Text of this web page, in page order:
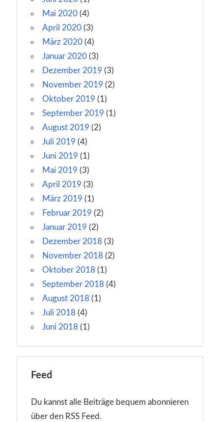
Mai 2020 (4)
April 2020 (3)
März 2020 (4)
Januar 2020 (3)
Dezember 2019 (3)
November 2019 (2)
Oktober 2019 (1)
September 2019 (1)
August 2019 (2)
Juli 2019 (4)
Juni 2019 (1)
Mai 2019 (3)
April 2019 (3)
März 2019 (1)
Februar 2019 (2)
Januar 2019 (2)
Dezember 2018 (3)
November 2018 (2)
Oktober 2018 (1)
September 2018 (4)
August 2018 (1)
Juli 2018 (4)
Juni 2018 (1)
Feed
Du kannst alle Beiträge bequem abonnieren
über den RSS Feed.